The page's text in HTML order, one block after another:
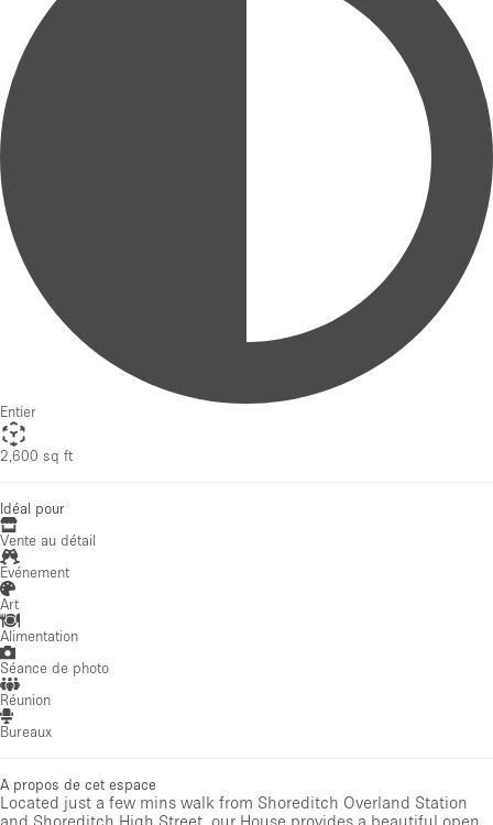
Entier
2,600 sq ft
Idéal pour
Vente au détail
Événement
Art
Alimentation
Séance de photo
Réunion
Bureaux
A propos de cet espace
Located just a few mins walk from Shoreditch Overland Station
and Shoreditch High Street, our House provides a beautiful open